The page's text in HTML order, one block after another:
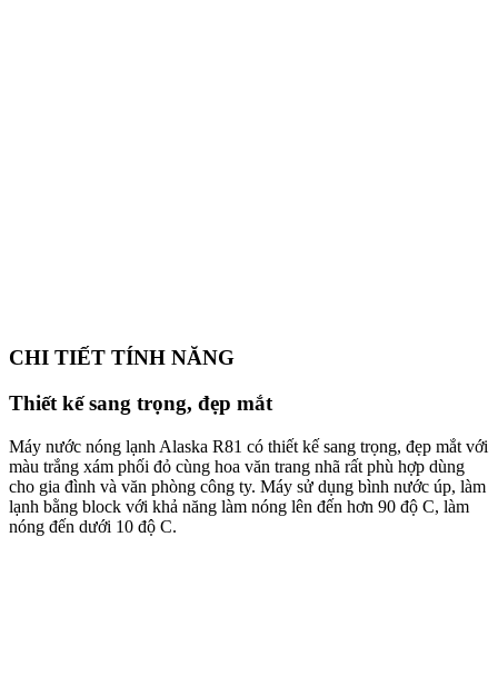
CHI TIẾT TÍNH NĂNG
Thiết kế sang trọng, đẹp mắt
Máy nước nóng lạnh Alaska R81 có thiết kế sang trọng, đẹp mắt với
màu trắng xám phối đỏ cùng hoa văn trang nhã rất phù hợp dùng
cho gia đình và văn phòng công ty. Máy sử dụng bình nước úp, làm
lạnh bằng block với khả năng làm nóng lên đến hơn 90 độ C, làm
nóng đến dưới 10 độ C.